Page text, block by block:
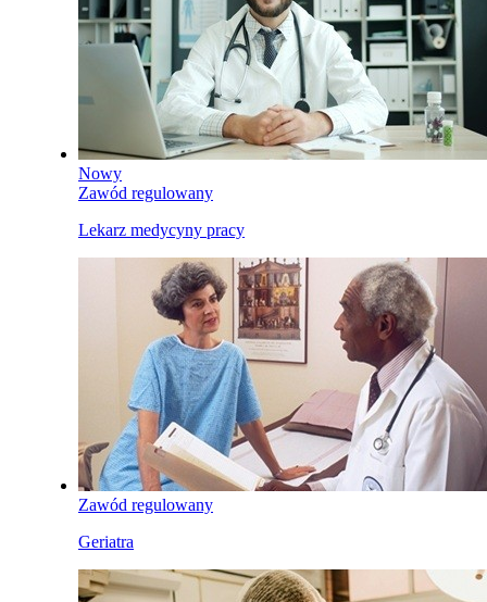
Nowy
Zawód regulowany
Lekarz medycyny pracy
Zawód regulowany
Geriatra